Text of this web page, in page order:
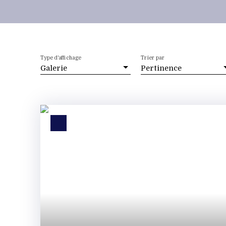
Galerie
Type d'affichage
Pertinence
Trier par